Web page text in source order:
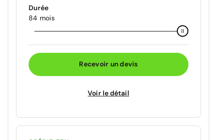
Durée
84 mois
Recevoir un devis
Voir le détail